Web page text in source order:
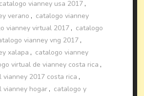
catalogo vianney usa 2017 ,
verano , catalogo vianney
vianney virtual 2017 , catalogo
vianney vng 2017 ,
xalapa , catalogo vianney
virtual de vianney costa rica ,
2017 costa rica ,
vianney hogar , catalogo y